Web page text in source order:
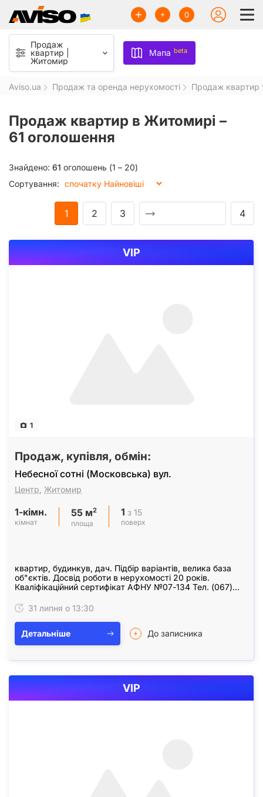
0
Продаж
квартир |
Житомир
Мапа beta
Aviso.ua Продаж та оренда нерухомості Продаж квартир
Продаж квартир в Житомирі –
61 оголошення
Сортування:
Знайдено: 61 оголошень (1 – 20)
1 2 3 4
1
Продаж, купівля, обмін:
Небесної сотні (Московська) вул.
Центр, Житомир
1-кімн.
кімнат
55 м2
площа
1 з 15
поверх
квартир, будинкув, дач. Підбір варіантів, велика база
об"єктів. Досвід роботи в нерухомості 20 років.
Кваліфікаційний сертифікат АФНУ №07-134 Тел. (067)
31 липня о 13:30
Детальніше До записника
VIP
VIP